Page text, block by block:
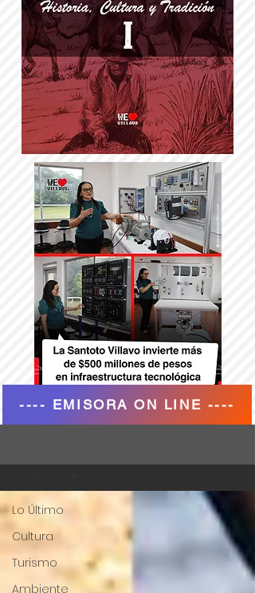
---- EMISORA ON LINE ----
Lo Último
Cultura
Turismo
Ambiente